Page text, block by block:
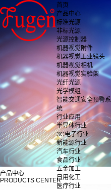
首页
产品中心
标准光源
非标光源
光源控制器
机器视觉附件
机器视觉工业镜头
机器视觉相机
机器视觉实验架
光纤光源
光学模组
智能交通安全预警系
统
行业应用
半导体行业
3C电子行业
新能源行业
汽车行业
食品行业
五金加工
日用化工
医疗行业
产品中心
PRODUCTS CENTER